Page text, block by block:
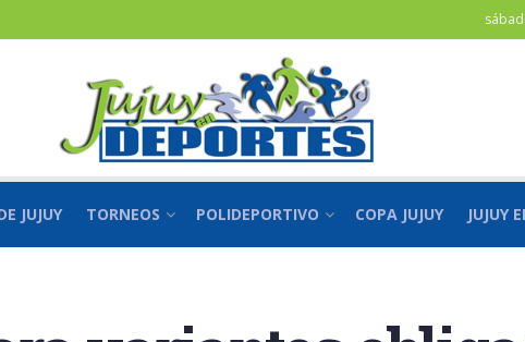
JUJUY TORNEOS POLIDEPORTIVO COPA JUJUY JUJUY